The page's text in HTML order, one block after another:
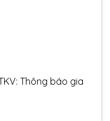
Thông báo gia